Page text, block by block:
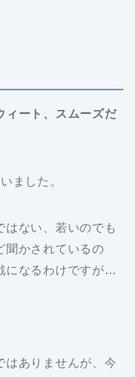
ィート、スムーズだ
ました。
はない、若いのでも
聞かされているの
になるわけですが…
はありませんが、今